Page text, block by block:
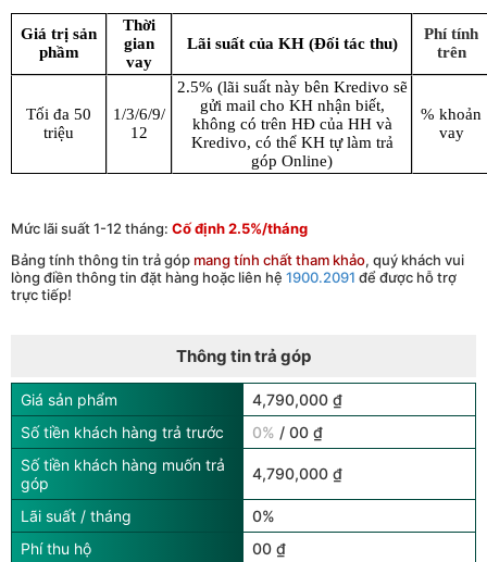
Giá trị sản
phầm
Thời
gian
vay
Lãi suất của KH (Đối tác thu)
Phí tính
trên
Tối đa 50
triệu
1/3/6/9/
12
2.5% (lãi suất này bên Kredivo sẽ
gửi mail cho KH nhận biết,
không có trên HĐ của HH và
Kredivo, có thể KH tự làm trả
góp Online)
% khoản
vay
Mức lãi suất 1-12 tháng: Cố định 2.5%/tháng
Bảng tính thông tin trả góp mang tính chất tham khảo, quý khách vui
lòng điền thông tin đặt hàng hoặc liên hệ 1900.2091 để được hỗ trợ
trực tiếp!
Thông tin trả góp
Giá sản phẩm
4,790,000 ₫
Số tiền khách hàng trả trước
0% / 00 ₫
Số tiền khách hàng muốn trả
góp
4,790,000 ₫
Lãi suất / tháng
0%
Phí thu hộ
00 ₫